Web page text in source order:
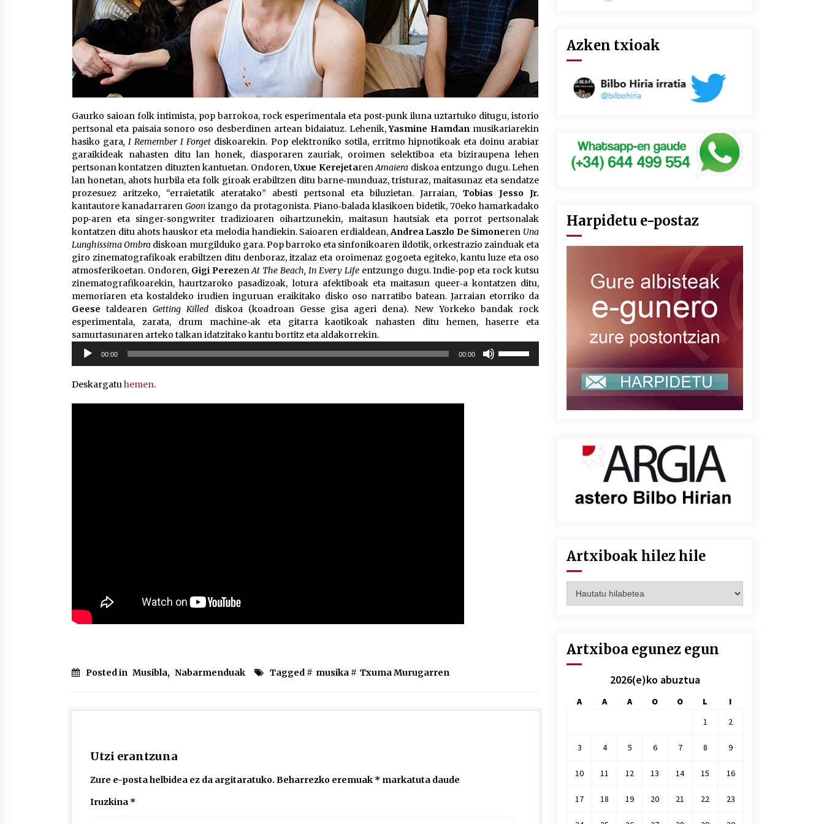
Gaurko saioan folk intimista, pop barrokoa, rock esperimentala eta post‑punk iluna uztartuko ditugu, istorio
pertsonal eta paisaia sonoro oso desberdinen artean bidaiatuz. Lehenik,Yasmine Hamdan musikariarekin
hasiko gara, I Remember I Forget diskoarekin. Pop elektroniko sotila, erritmo hipnotikoak eta doinu arabiar
garaikideak nahasten ditu lan honek, diasporaren zauriak, oroimen selektiboa eta biziraupena lehen
pertsonan kontatzen dituzten kantuetan. Ondoren,Uxue KerejetarenAmaiera diskoa entzungo dugu. Lehen
lan honetan, ahots hurbila eta folk giroak erabiltzen ditu barne‑munduaz, tristuraz, maitasunaz eta sendatze
prozesuez aritzeko, “erraietatik ateratako” abesti pertsonal eta biluzietan. Jarraian, Tobias Jesso Jr.
kantautore kanadarraren Goon izango da protagonista. Piano‑balada klasikoen bidetik, 70eko hamarkadako
pop‑aren eta singer‑songwriter tradizioaren oihartzunekin, maitasun hautsiak eta porrot pertsonalak
kontatzen ditu ahots hauskor eta melodia handiekin. Saioaren erdialdean,Andrea Laszlo De Simoneren Una
Lunghissima Ombra diskoan murgilduko gara. Pop barroko eta sinfonikoaren ildotik, orkestrazio zainduak eta
giro zinematografikoak erabiltzen ditu denboraz, itzalaz eta oroimenaz gogoeta egiteko, kantu luze eta oso
atmosferikoetan. Ondoren, Gigi PerezenAt The Beach, In Every Lifeentzungo dugu. Indie‑pop eta rock kutsu
zinematografikoarekin, haurtzaroko pasadizoak, lotura afektiboak eta maitasun queer‑a kontatzen ditu,
memoriaren eta kostaldeko irudien inguruan eraikitako disko oso narratibo batean. Jarraian etorriko da
Geese taldearenGetting Killed diskoa (koadroan Gesse gisa ageri dena). New Yorkeko bandak rock
esperimentala, zarata, drum machine‑ak eta gitarra kaotikoak nahasten ditu hemen, haserre eta
samurtasunaren arteko talkan idatzitako kantu bortitz eta aldakorrekin.
Soinu
erreproduzigailua
00:00 00:00
Deskargatuhemen.
Posted in Musibla, Nabarmenduak Tagged # musika # Txuma Murugarren
Utzi erantzuna
Zure e-posta helbidea ez da argitaratuko. Beharrezko eremuak * markatuta daude
Iruzkina *
Azken txioak
Harpidetu e-postaz
Artxiboak hilez hile
hilez
Artxiboa egunez egun
2026(e)ko abuztua
A A A O O L
I
1
2
3 4 5 6 7 8 9
10 11 12 13 14 15 16
17 18 19 20 21 22 23